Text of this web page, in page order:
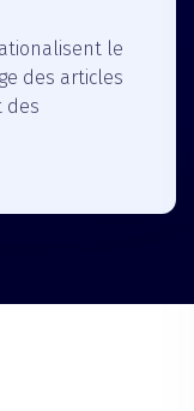
le
des articles
des